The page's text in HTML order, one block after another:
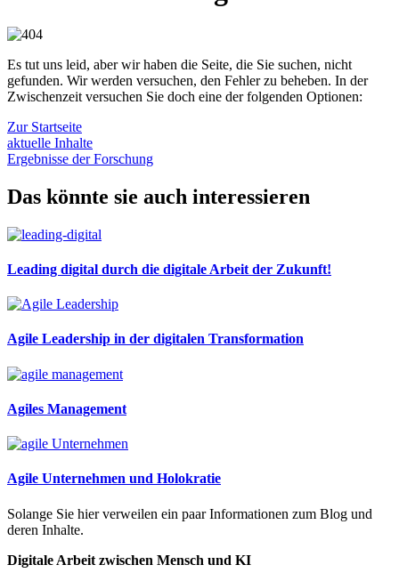
Es tut uns leid, aber wir haben die Seite, die Sie suchen, nicht
gefunden. Wir werden versuchen, den Fehler zu beheben. In der
Zwischenzeit versuchen Sie doch eine der folgenden Optionen:
Zur Startseite
aktuelle Inhalte
Ergebnisse der Forschung
Das könnte sie auch interessieren
Leading digital durch die digitale Arbeit der Zukunft!
Agile Leadership in der digitalen Transformation
Agiles Management
Agile Unternehmen und Holokratie
Solange Sie hier verweilen ein paar Informationen zum Blog und
deren Inhalte.
Digitale Arbeit zwischen Mensch und KI